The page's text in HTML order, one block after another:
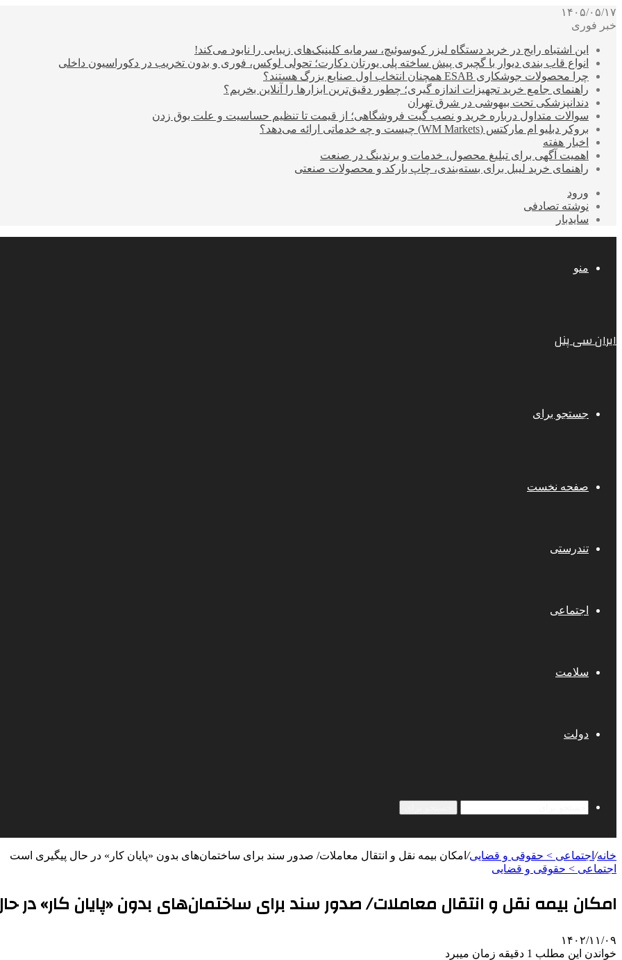
۱۴۰۵/۰۵/۱۷
خبر فوری
این اشتباه رایج در خرید دستگاه لیزر کیوسوئیچ، سرمایه کلینیک‌های زیبایی را نابود می‌کند!
انواع قاب بندی دیوار با گچبری پیش ساخته پلی یورتان دکارت؛ تحولی لوکس، فوری و بدون تخریب در دکوراسیون داخلی
چرا محصولات جوشکاری ESAB همچنان انتخاب اول صنایع بزرگ هستند؟
راهنمای جامع خرید تجهیزات اندازه گیری؛ چطور دقیق‌ترین ابزارها را آنلاین بخریم؟
دندانپزشکی تحت بیهوشی در شرق تهران
سوالات متداول درباره خرید و نصب گیت فروشگاهی؛ از قیمت تا تنظیم حساسیت و علت بوق زدن
بروکر دبلیو ام مارکتس (WM Markets) چیست و چه خدماتی ارائه می‌دهد؟
اخبار هفته
اهمیت آگهی برای تبلیغ محصول، خدمات و برندینگ در صنعت
راهنمای خرید لیبل برای بسته‌بندی، چاپ بارکد و محصولات صنعتی
ورود
نوشته تصادفی
سایدبار
منو
ایران سی پنل
جستجو برای
صفحه نخست
تندرستی
اجتماعی
سلامت
دولت
خانه/ اجتماعی > حقوقی و قضایی/ امکان بیمه نقل و انتقال معاملات/ صدور سند برای ساختمان‌های بدون «پایان کار» در حال پیگیری است
اجتماعی > حقوقی و قضایی
امکان بیمه نقل و انتقال معاملات/ صدور سند برای ساختمان‌های بدون «پایان کار» در
۱۴۰۲/۱۱/۰۹
خواندن این مطلب 1 دقیقه زمان میبرد